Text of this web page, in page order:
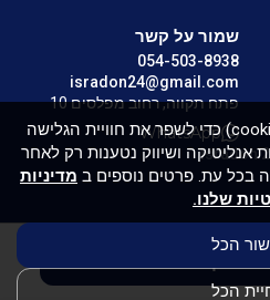
שמור על קשר
054-503-8938
isradon24@gmail.com
פתח תקווה, רחוב מפלסים 10
WhatsApp
Isradon
אנחנו משתמשים בעוגיות (cookies) כדי לשפר את חוויית הגלישה
אנליטיקה ושיווק נטענות רק לאחר
בכל עת. פרטים נוספים ב מדיניות
שלנו.
הכל
הכל